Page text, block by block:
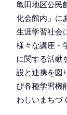
亀田地区公民
化会館内」に
生涯学習社会
様々な講座・
に関する活動
設と連携を図
び各種学習機
わしいまちづ